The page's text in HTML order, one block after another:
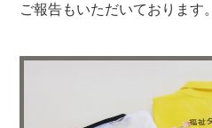
ご報告もいただいております。